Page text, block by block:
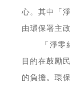
心。其中「
由環保署主
「淨
目的在鼓勵
的負擔。環